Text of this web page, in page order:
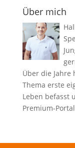
Über mich
Über die
Thema erste
Leben befasst
Premium-